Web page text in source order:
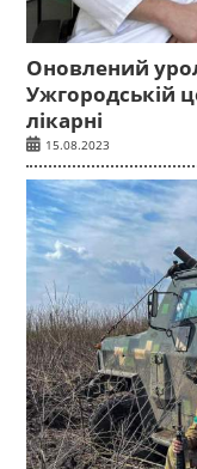
Оновлений
Ужгородській
лікарні
15.08.2023